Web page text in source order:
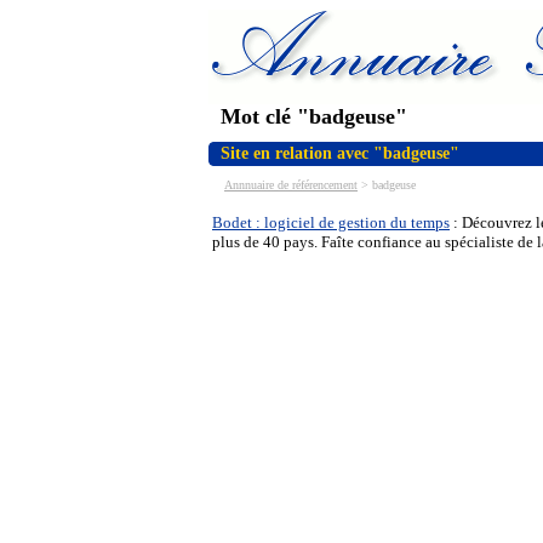
Mot clé "badgeuse"
Site en relation avec "badgeuse"
Annnuaire de référencement > badgeuse
Bodet : logiciel de gestion du temps : Découvrez
plus de 40 pays. Faîte confiance au spécialiste de